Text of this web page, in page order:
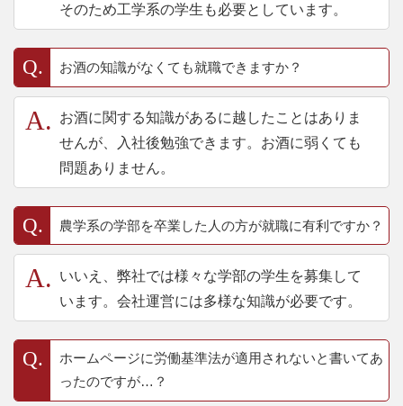
そのため工学系の学生も必要としています。
お酒の知識がなくても就職できますか？
お酒に関する知識があるに越したことはありま
せんが、入社後勉強できます。お酒に弱くても
問題ありません。
農学系の学部を卒業した人の方が就職に有利ですか？
いいえ、弊社では様々な学部の学生を募集して
います。会社運営には多様な知識が必要です。
ホームページに労働基準法が適用されないと書いてあ
ったのですが…？